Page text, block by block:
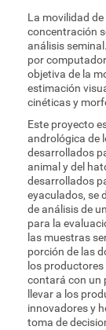
La movilidad
concentración
análisis
por
objetiva de la
estimación
cinéticas y
Este proyecto
andrológica de
desarrollados
animal y del
desarrollados
eyaculados, se
de análisis de
para la
las muestras
porción de las
los
contará con un
llevar a los
innovadores y
toma de